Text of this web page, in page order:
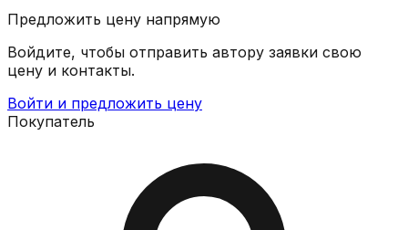
Предложить цену напрямую
Войдите, чтобы отправить автору заявки свою
цену и контакты.
Войти и предложить цену
Покупатель